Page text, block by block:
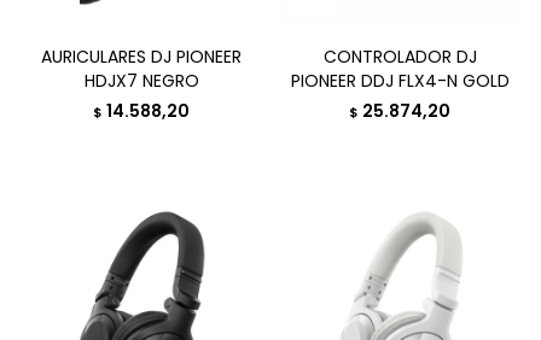
AURICULARES DJ PIONEER
HDJX7 NEGRO
$ 14.588,20
CONTROLADOR DJ
PIONEER DDJ FLX4-N GOLD
$ 25.874,20